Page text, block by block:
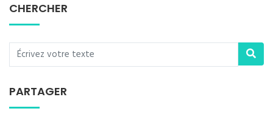
CHERCHER
PARTAGER